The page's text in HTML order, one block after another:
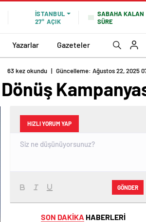
İSTANBUL
27° AÇIK
SABAHA KALAN
SÜRE
Yazarlar Gazeteler
63 kez okundu | Güncelleme: Ağustos 22, 2025
HIZLI YORUM YAP
GÖNDER
SON DAKİKA HABERLERİ